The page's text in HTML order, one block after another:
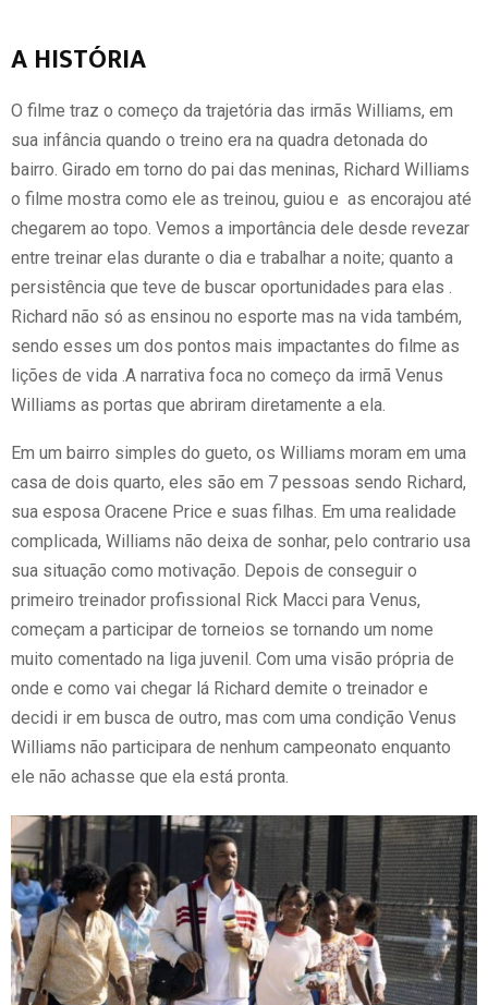
A HISTÓRIA
O filme traz o começo da trajetória das irmãs Williams, em
sua infância quando o treino era na quadra detonada do
bairro. Girado em torno do pai das meninas, Richard Williams
o filme mostra como ele as treinou, guiou e as encorajou até
chegarem ao topo. Vemos a importância dele desde revezar
entre treinar elas durante o dia e trabalhar a noite; quanto a
persistência que teve de buscar oportunidades para elas .
Richard não só as ensinou no esporte mas na vida também,
sendo esses um dos pontos mais impactantes do filme as
lições de vida .A narrativa foca no começo da irmã Venus
Williams as portas que abriram diretamente a ela.
Em um bairro simples do gueto, os Williams moram em uma
casa de dois quarto, eles são em 7 pessoas sendo Richard,
sua esposa Oracene Price e suas filhas. Em uma realidade
complicada, Williams não deixa de sonhar, pelo contrario usa
sua situação como motivação. Depois de conseguir o
primeiro treinador profissional Rick Macci para Venus,
começam a participar de torneios se tornando um nome
muito comentado na liga juvenil. Com uma visão própria de
onde e como vai chegar lá Richard demite o treinador e
decidi ir em busca de outro, mas com uma condição Venus
Williams não participara de nenhum campeonato enquanto
ele não achasse que ela está pronta.